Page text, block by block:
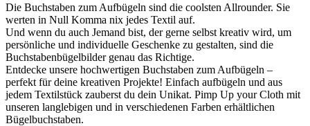
Die Buchstaben zum Aufbügeln sind die coolsten Allrounder. Sie
werten in Null Komma nix jedes Textil auf.
Und wenn du auch Jemand bist, der gerne selbst kreativ wird, um
persönliche und individuelle Geschenke zu gestalten, sind die
Buchstabenbügelbilder genau das Richtige.
Entdecke unsere hochwertigen Buchstaben zum Aufbügeln –
perfekt für deine kreativen Projekte! Einfach aufbügeln und aus
jedem Textilstück zauberst du dein Unikat. Pimp Up your Cloth mit
unseren langlebigen und in verschiedenen Farben erhältlichen
Bügelbuchstaben.